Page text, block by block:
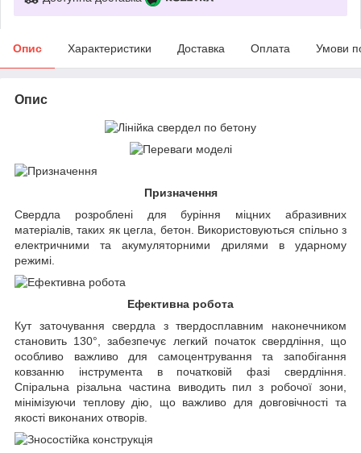
Опис Характеристики Доставка Оплата Умови
Опис
Призначення
Свердла розроблені для буріння міцних абразивних
матеріалів, таких як цегла, бетон. Використовуються спільно з
електричними та акумуляторними дрилями в ударному
режимі.
Ефективна робота
Кут заточування свердла з твердосплавним наконечником
становить 130°, забезпечує легкий початок свердління, що
особливо важливо для самоцентрування та запобігання
ковзанню інструмента в початковій фазі свердління.
Спіральна різальна частина виводить пил з робочої зони,
мінімізуючи теплову дію, що важливо для довговічності та
якості виконаних отворів.